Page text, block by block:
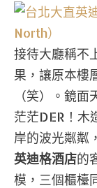
接待大廳稱不
果，讓原本樓
（笑）。鏡
茫茫DER！木
岸的波光粼粼
英迪格酒店的
模，三個櫃檯